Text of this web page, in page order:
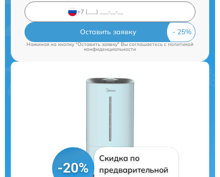
Оставить заявку
Нажимая на кнопку "Оставить заявку" Вы соглашаетесь cполитикой
конфиденциальности
-20%
Скидка по
предварительной